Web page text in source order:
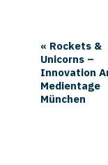
« Rockets &
Unicorns –
Innovation
Medientage
München